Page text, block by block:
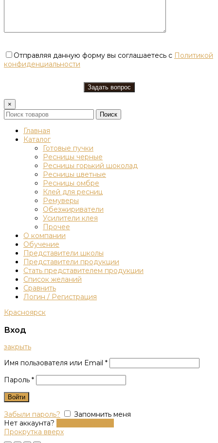
Отправляя данную форму вы соглашаетесь с Политикой
конфиденциальности
×
Поиск
Главная
Каталог
Готовые пучки
Ресницы черные
Ресницы горький шоколад
Ресницы цветные
Ресницы омбре
Клей для ресниц
Ремуверы
Обезжириватели
Усилители клея
Прочее
О компании
Обучение
Представители школы
Представители продукции
Стать представителем продукции
Список желаний
Сравнить
Логин / Регистрация
Красноярск
Вход
закрыть
Имя пользователя или Email *
Пароль *
Войти
Забыли пароль?
Запомнить меня
Нет аккаунта?
Прокрутка вверх